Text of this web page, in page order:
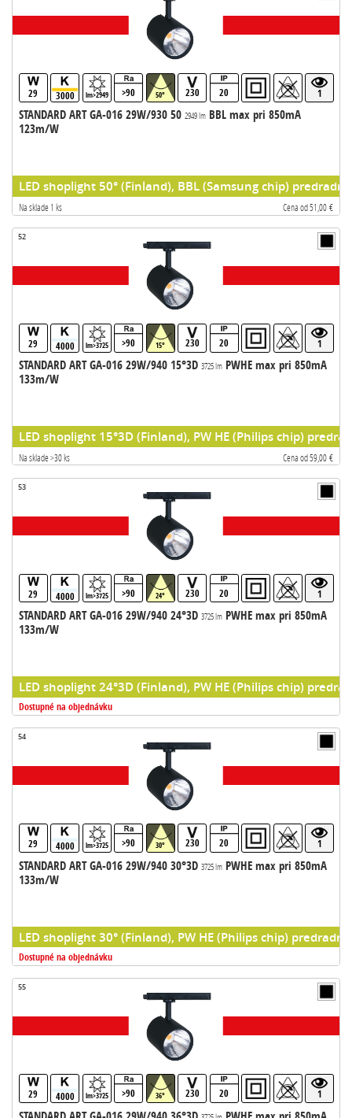
29 3000 lm>2949 >90 50° 230 20 1
STANDARD ART GA-016 29W/930 50 2949 lmBBL max pri 850mA
123m/W
LED shoplight 50° (Finland), BBL (Samsung chip)
Na sklade 1 ks Cena od 51,00 €
52
29 4000 lm>3725 >90 15° 230 20 1
STANDARD ART GA-016 29W/940 15°3D 3725 lmPWHE max pri 850mA
133m/W
LED shoplight 15°3D (Finland), PW HE (Philips chip)
Na sklade >30 ks Cena od 59,00 €
53
29 4000 lm>3725 >90 24° 230 20 1
STANDARD ART GA-016 29W/940 24°3D 3725 lmPWHE max pri 850mA
133m/W
LED shoplight 24°3D (Finland), PW HE (Philips chip)
Dostupné na objednávku
54
29 4000 lm>3725 >90 30° 230 20 1
STANDARD ART GA-016 29W/940 30°3D 3725 lmPWHE max pri 850mA
133m/W
LED shoplight 30° (Finland), PW HE (Philips chip)
Dostupné na objednávku
55
29 4000 lm>3725 >90 36° 230 20 1